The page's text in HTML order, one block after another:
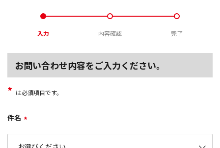
入力 内容確認 完了
お問い合わせ内容をご入力ください。
* は必須項目です。
件名 *